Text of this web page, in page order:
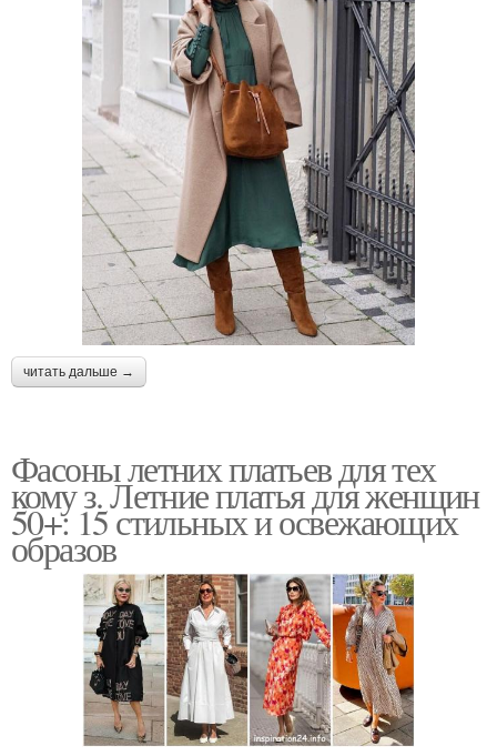
читать дальше →
Фасоны летних платьев для тех
кому з. Летние платья для женщин
50+: 15 стильных и освежающих
образов